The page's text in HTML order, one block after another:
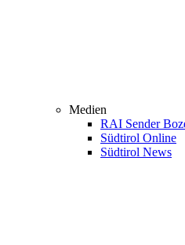
Medien
RAI Sender
Südtirol Online
Südtirol News